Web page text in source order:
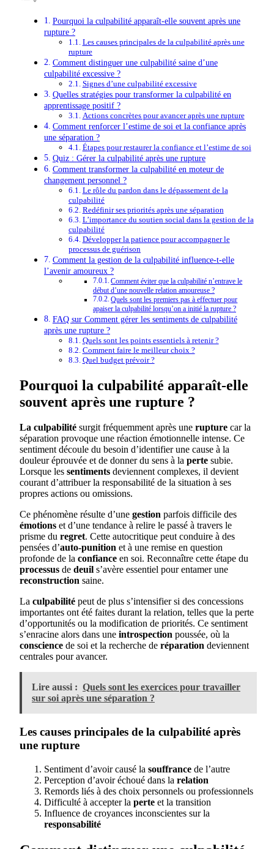
Pourquoi la culpabilité apparaît-elle souvent après une
rupture ?
Les causes principales de la culpabilité après une
rupture
Comment distinguer une culpabilité saine d’une
culpabilité excessive ?
Signes d’une culpabilité excessive
Quelles stratégies pour transformer la culpabilité en
apprentissage positif ?
Actions concrètes pour avancer après une rupture
Comment renforcer l’estime de soi et la confiance après
une séparation ?
Étapes pour restaurer la confiance et l’estime de soi
Quiz : Gérer la culpabilité après une rupture
Comment transformer la culpabilité en moteur de
changement personnel ?
Le rôle du pardon dans le dépassement de la
culpabilité
Redéfinir ses priorités après une séparation
L’importance du soutien social dans la gestion de la
culpabilité
Développer la patience pour accompagner le
processus de guérison
Comment la gestion de la culpabilité influence-t-elle
l’avenir amoureux ?
Comment éviter que la culpabilité n’entrave le
début d’une nouvelle relation amoureuse ?
Quels sont les premiers pas à effectuer pour
apaiser la culpabilité lorsqu’on a initié la rupture ?
FAQ sur Comment gérer les sentiments de culpabilité
après une rupture ?
Quels sont les points essentiels à retenir ?
Comment faire le meilleur choix ?
Quel budget prévoir ?
Pourquoi la culpabilité apparaît-elle
souvent après une rupture ?
La culpabilité surgit fréquemment après une rupture car la
séparation provoque une réaction émotionnelle intense. Ce
sentiment découle du besoin d’identifier une cause à la
douleur éprouvée et de donner du sens à la perte subie.
Lorsque les sentiments deviennent complexes, il devient
courant d’attribuer la responsabilité de la situation à ses
propres actions ou omissions.
Ce phénomène résulte d’une gestion parfois difficile des
émotions et d’une tendance à relire le passé à travers le
prisme du regret. Cette autocritique peut conduire à des
pensées d’auto-punition et à une remise en question
profonde de la confiance en soi. Reconnaître cette étape du
processus de deuil s’avère essentiel pour entamer une
reconstruction saine.
La culpabilité peut de plus s’intensifier si des concessions
importantes ont été faites durant la relation, telles que la perte
d’opportunités ou la modification de priorités. Ce sentiment
s’enracine alors dans une introspection poussée, où la
conscience de soi et la recherche de réparation deviennent
centrales pour avancer.
Lire aussi : Quels sont les exercices pour travailler
sur soi après une séparation ?
Les causes principales de la culpabilité après
une rupture
Sentiment d’avoir causé la souffrance de l’autre
Perception d’avoir échoué dans la relation
Remords liés à des choix personnels ou professionnels
Difficulté à accepter la perte et la transition
Influence de croyances inconscientes sur la
responsabilité